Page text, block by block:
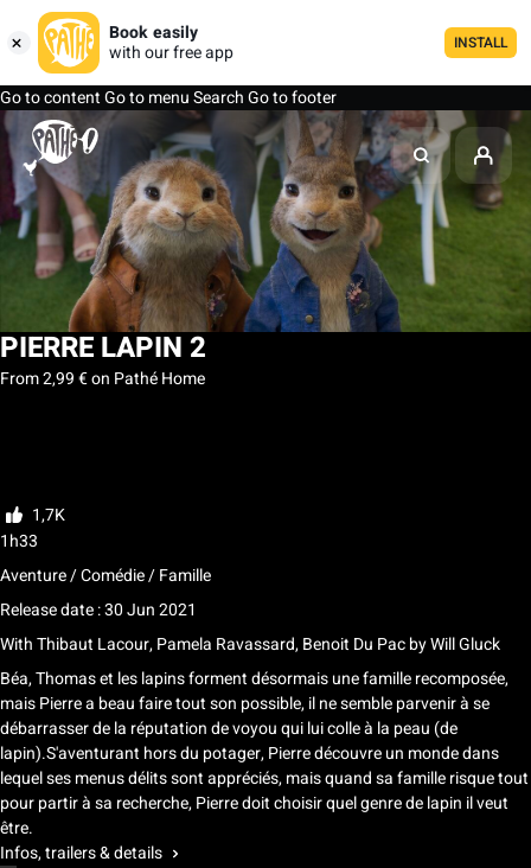
Book easily
with our free app
INSTALL
Go to contentGo to menuSearchGo to footer
PIERRE LAPIN 2
From 2,99 € on Pathé Home
1,7K
1h33
Aventure / Comédie / Famille
Release date : 30 Jun 2021
WithThibaut Lacour, Pamela Ravassard, Benoit Du PacbyWill Gluck
Béa, Thomas et les lapins forment désormais une famille recomposée,
mais Pierre a beau faire tout son possible, il ne semble parvenir à se
débarrasser de la réputation de voyou qui lui colle à la peau (de
lapin).S'aventurant hors du potager, Pierre découvre un monde dans
lequel ses menus délits sont appréciés, mais quand sa famille risque tout
pour partir à sa recherche, Pierre doit choisir quel genre de lapin il veut
être.
Infos, trailers & details